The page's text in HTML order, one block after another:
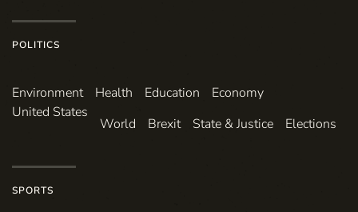
POLITICS
Environ­ment Health Education
Economy
United States
World Brexit State & Justice Elections
SPORTS